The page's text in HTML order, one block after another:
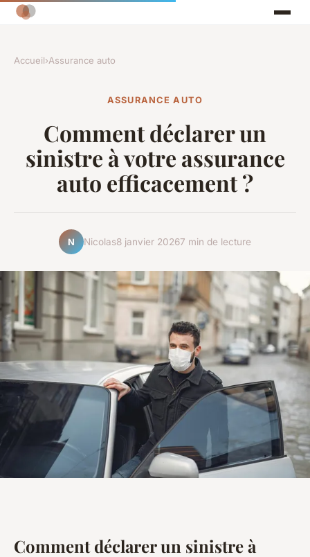
Accueil›Assurance auto
ASSURANCE AUTO
Comment déclarer un
sinistre à votre assurance
auto efficacement ?
N Nicolas8 janvier 20267 min de lecture
Comment déclarer un sinistre à